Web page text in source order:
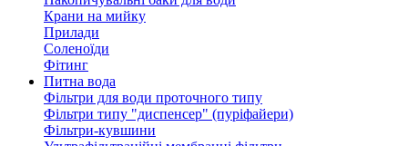
Крани на мийку
Прилади
Соленоїди
Фітинг
Питна вода
Фільтри для води проточного типу
Фільтри типу "диспенсер" (пуріфайери)
Фільтри-кувшини